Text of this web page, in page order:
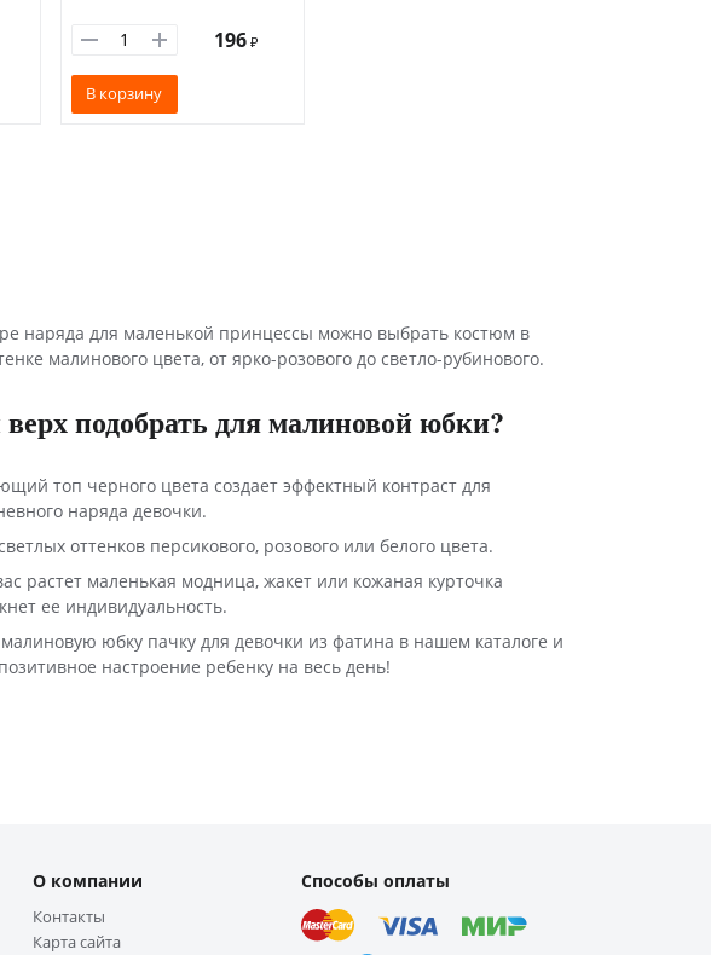
196 ₽
В корзину
наряда для маленькой принцессы можно выбрать костюм в
малинового цвета, от ярко-розового до светло-рубинового.
подобрать для малиновой юбки?
топ черного цвета создает эффектный контраст для
наряда девочки.
оттенков персикового, розового или белого цвета.
растет маленькая модница, жакет или кожаная курточка
ее индивидуальность.
юбку пачку для девочки из фатина в нашем каталоге и
настроение ребенку на весь день!
О компании
Контакты
Карта сайта
Способы оплаты